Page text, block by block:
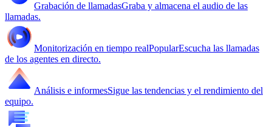
Grabación de llamadasGraba y almacena el audio de las
llamadas.
Monitorización en tiempo realPopularEscucha las llamadas
de los agentes en directo.
Análisis e informesSigue las tendencias y el rendimiento del
equipo.